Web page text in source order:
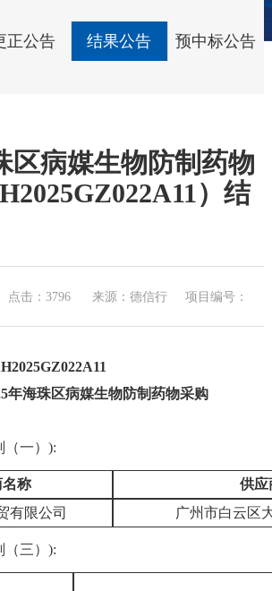
正公告 结果公告 预中标公告
区病媒生物防制药物
）结
点击：3796 来源：德信行 项目编号：
年海珠区病媒生物防制药物采购
（一）):
称
供应
有限公司
广州市白云区
（三）):